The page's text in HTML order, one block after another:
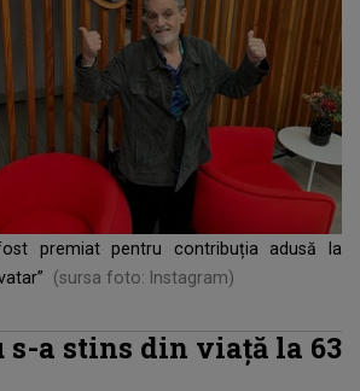
premiat pentru contribuția adusă la
(sursa foto: Instagram)
s-a stins din viață la 63